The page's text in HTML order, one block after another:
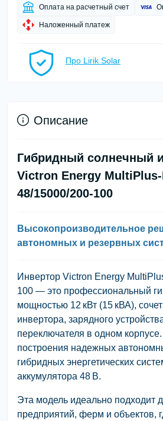
Оплата на расчетный счет
Наложенный платеж
Про Lirik Solar
Описание
Гибридный солнечный
Victron Energy
48/15000/200-100
Высокопроизводительное
автономных и резервных
Инвертор Victron Energy
100 — это профессиональный
мощностью 12 кВт (15 кВА),
инвертора, зарядного
переключателя в одном
построения надежных
гибридных энергетических
аккумулятора 48 В.
Эта модель идеально подходит
предприятий, ферм и объектов,